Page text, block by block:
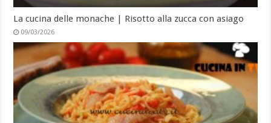
La cucina delle monache | Risotto alla zucca con asiago
09/03/2026